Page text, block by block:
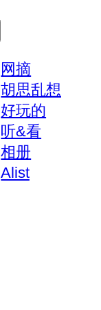
网摘
胡思乱想
好玩的
听&看
相册
Alist